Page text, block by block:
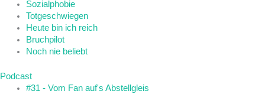
Sozialphobie
Totgeschwiegen
Heute bin ich reich
Bruchpilot
Noch nie beliebt
Podcast
#31 - Vom Fan auf's Abstellgleis